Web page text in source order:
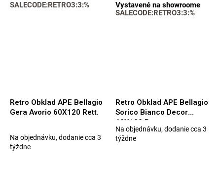
SALECODE:RETRO3:3:%
Retro Obklad APE Bellagio
Gera Avorio 60X120 Rett.
Na objednávku, dodanie cca 3
týždne
Vystavené na showroome
SALECODE:RETRO3:3:%
Retro Obklad APE Bellagio
Sorico Bianco Decor
60X120 Rett.
Priemerné
hodnotenie
Na objednávku, dodanie cca 3
týždne